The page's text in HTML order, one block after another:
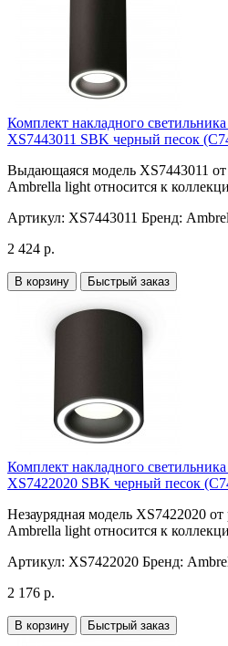
Комплект накладного
XS7443011 SBK черный песок
Выдающаяся модель XS7443011
Ambrella light относится к
Артикул: XS7443011 Бренд:
2 424 р.
В корзину Быстрый заказ
Комплект накладного
XS7422020 SBK черный песок
Незаурядная модель XS7422020
Ambrella light относится к
Артикул: XS7422020 Бренд:
2 176 р.
В корзину Быстрый заказ